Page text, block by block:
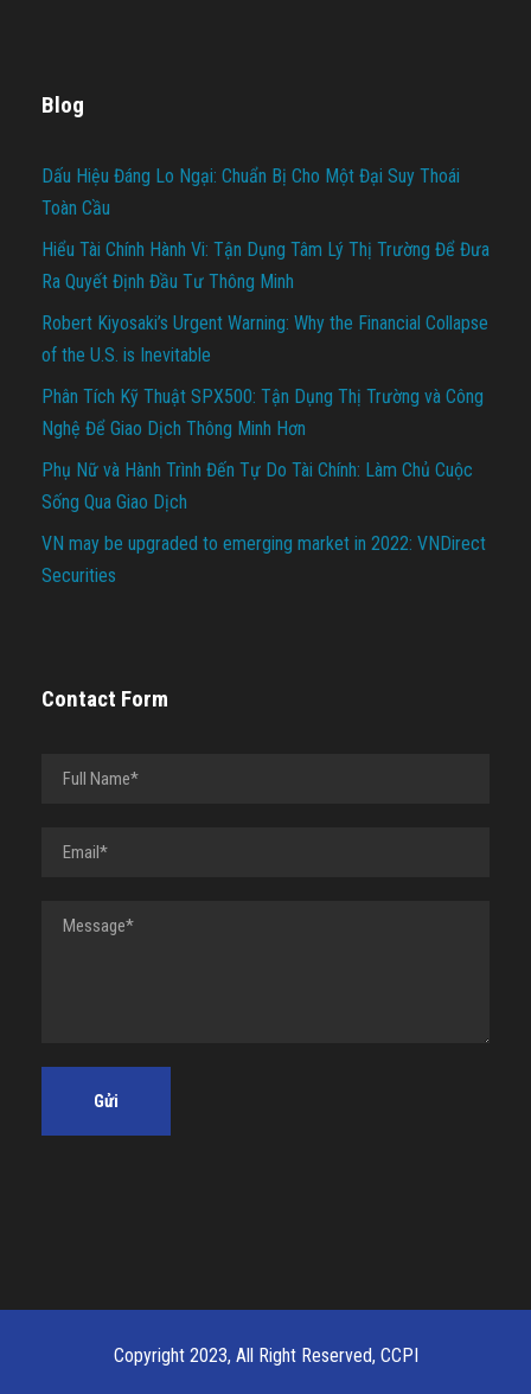
Blog
Dấu Hiệu Đáng Lo Ngại: Chuẩn Bị Cho Một Đại Suy Thoái
Toàn Cầu
Hiểu Tài Chính Hành Vi: Tận Dụng Tâm Lý Thị Trường Để Đưa
Ra Quyết Định Đầu Tư Thông Minh
Robert Kiyosaki’s Urgent Warning: Why the Financial Collapse
of the U.S. is Inevitable
Phân Tích Kỹ Thuật SPX500: Tận Dụng Thị Trường và Công
Nghệ Để Giao Dịch Thông Minh Hơn
Phụ Nữ và Hành Trình Đến Tự Do Tài Chính: Làm Chủ Cuộc
Sống Qua Giao Dịch
VN may be upgraded to emerging market in 2022: VNDirect
Securities
Contact Form
Copyright 2023, All Right Reserved, CCPI